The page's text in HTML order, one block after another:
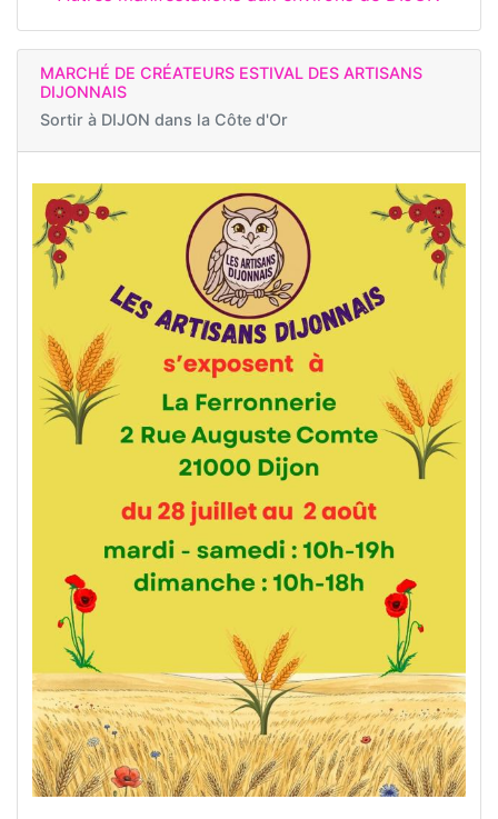
MARCHÉ DE CRÉATEURS ESTIVAL DES ARTISANS
DIJONNAIS
Sortir à DIJON dans la Côte d'Or